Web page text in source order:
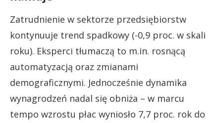
Zatrudnienie w sektorze przedsiębiorstw
kontynuuje trend spadkowy (-0,9 proc. w skali
roku). Eksperci tłumaczą to m.in. rosnącą
automatyzacją oraz zmianami
demograficznymi. Jednocześnie dynamika
wynagrodzeń nadal się obniża – w marcu
tempo wzrostu płac wyniosło 7,7 proc. rok do